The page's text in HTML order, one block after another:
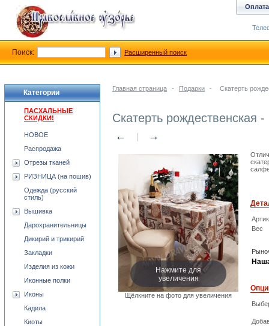
Главная страница - Подарки - Скатерть
Скатерть рождественская -
← →
Нажмите для
увеличения
Щёлкните на фото для увеличения
Вес
Категории
ПАСХАЛЬНЫЕ
СКИДКИ!
НОВОЕ
Распродажа
Отрезы тканей
РИЗНИЦА (на пошив)
Одежда (русский
стиль)
Вышивка
Дарохранительницы
Дикирий и трикирий
Закладки
Изделия из кожи
Иконные полки
Иконы
Кадила
Киоты
Оплата
Поиск: Расширенный поиск